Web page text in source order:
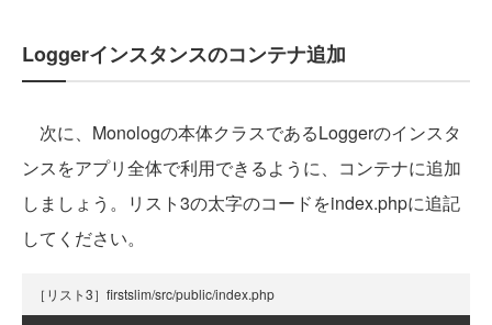
Loggerインスタンスのコンテナ追加
次に、Monologの本体クラスであるLoggerのインスタ
ンスをアプリ全体で利用できるように、コンテナに追加
しましょう。リスト3の太字のコードをindex.phpに追記
してください。
［リスト3］firstslim/src/public/index.php